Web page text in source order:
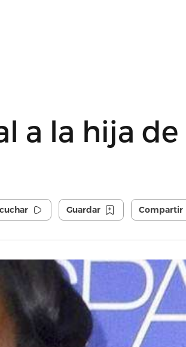
a la hija de
Guardar Compartir